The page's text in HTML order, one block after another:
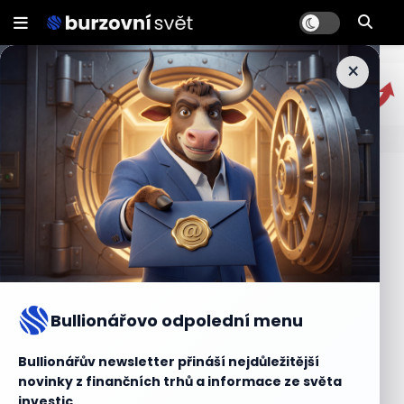
×
Bullionářovo odpolední menu
Bullionářův newsletter přináší nejdůležitější
novinky z finančních trhů a informace ze světa
Effieciency Ratios
Ukazatele efektivity (Efficiency Ratios) jsou nástroje
finanční analýzy, které slouží k měření efektivnosti využití
zdrojů společnosti. Tyto ukazatele poskytují informace o
tom, jak dobře firma využívá své aktiva a zdroje k
dosažení ziskovosti a výkonnosti.
například „Asset Turnover“ (Obrat aktiva). Tento ukazatel
vyjadřuje poměr mezi čistými tržbami a celkovými aktivy